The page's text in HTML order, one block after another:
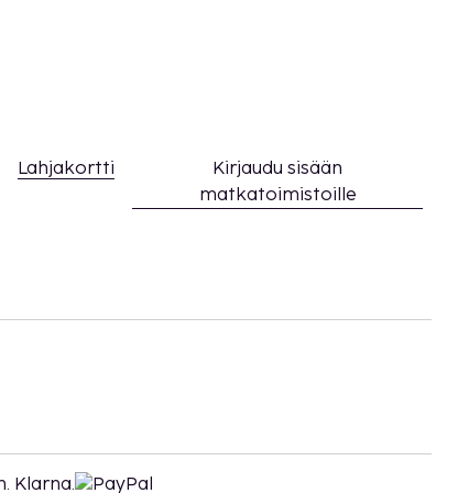
Lahjakortti
Kirjaudu sisään
matkatoimistoille